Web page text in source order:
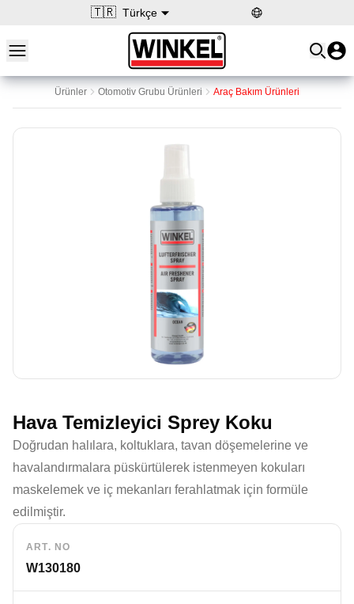
🇹🇷 Türkçe
Open main menu
Winkel
Ürünler Otomotiv Grubu Ürünleri Araç Bakım Ürünleri
Hava Temizleyici Sprey Koku
Doğrudan halılara, koltuklara, tavan döşemelerine ve
havalandırmalara püskürtülerek istenmeyen kokuları
maskelemek ve iç mekanları ferahlatmak için formüle
edilmiştir.
ART. NO
W130180